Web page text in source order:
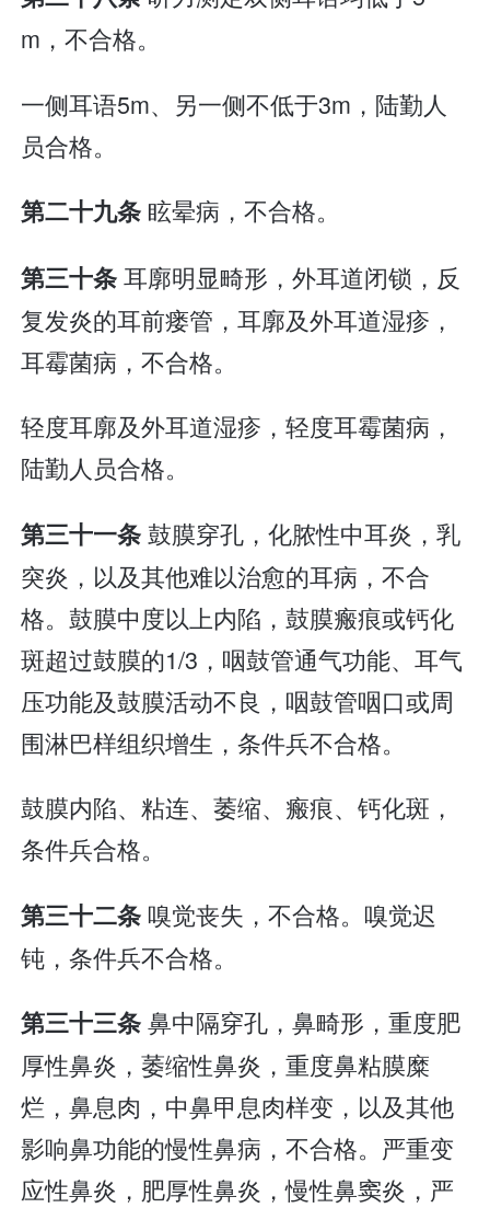
m，不合格。
一侧耳语5m、另一侧不低于3m，陆勤人
员合格。
第二十九条 眩晕病，不合格。
第三十条耳廓明显畸形，外耳道闭锁，反
复发炎的耳前瘘管，耳廓及外耳道湿疹，
耳霉菌病，不合格。
轻度耳廓及外耳道湿疹，轻度耳霉菌病，
陆勤人员合格。
第三十一条鼓膜穿孔，化脓性中耳炎，乳
突炎，以及其他难以治愈的耳病，不合
格。鼓膜中度以上内陷，鼓膜瘢痕或钙化
斑超过鼓膜的1/3，咽鼓管通气功能、耳气
压功能及鼓膜活动不良，咽鼓管咽口或周
围淋巴样组织增生，条件兵不合格。
鼓膜内陷、粘连、萎缩、瘢痕、钙化斑，
条件兵合格。
第三十二条 嗅觉丧失，不合格。嗅觉迟
钝，条件兵不合格。
第三十三条鼻中隔穿孔，鼻畸形，重度肥
厚性鼻炎，萎缩性鼻炎，重度鼻粘膜糜
烂，鼻息肉，中鼻甲息肉样变，以及其他
影响鼻功能的慢性鼻病，不合格。严重变
应性鼻炎，肥厚性鼻炎，慢性鼻窦炎，严